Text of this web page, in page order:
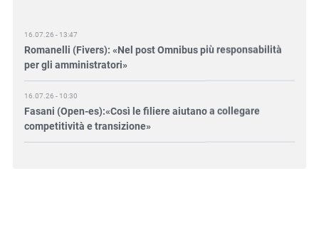
Romanelli (Fivers): «Nel post Omnibus più responsabilità
per gli amministratori»
Fasani (Open-es):«Così le filiere aiutano a collegare
competitività e transizione»